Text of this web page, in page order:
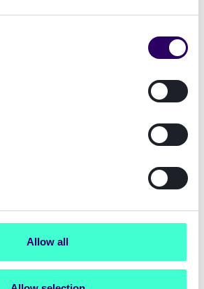
Allow all
ja olen lukenut